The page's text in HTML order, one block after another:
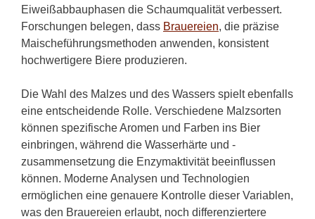
Eiweißabbauphasen die Schaumqualität verbessert.
Forschungen belegen, dass Brauereien, die präzise
Maischeführungsmethoden anwenden, konsistent
hochwertigere Biere produzieren.
Die Wahl des Malzes und des Wassers spielt ebenfalls
eine entscheidende Rolle. Verschiedene Malzsorten
können spezifische Aromen und Farben ins Bier
einbringen, während die Wasserhärte und -
zusammensetzung die Enzymaktivität beeinflussen
können. Moderne Analysen und Technologien
ermöglichen eine genauere Kontrolle dieser Variablen,
was den Brauereien erlaubt, noch differenziertere